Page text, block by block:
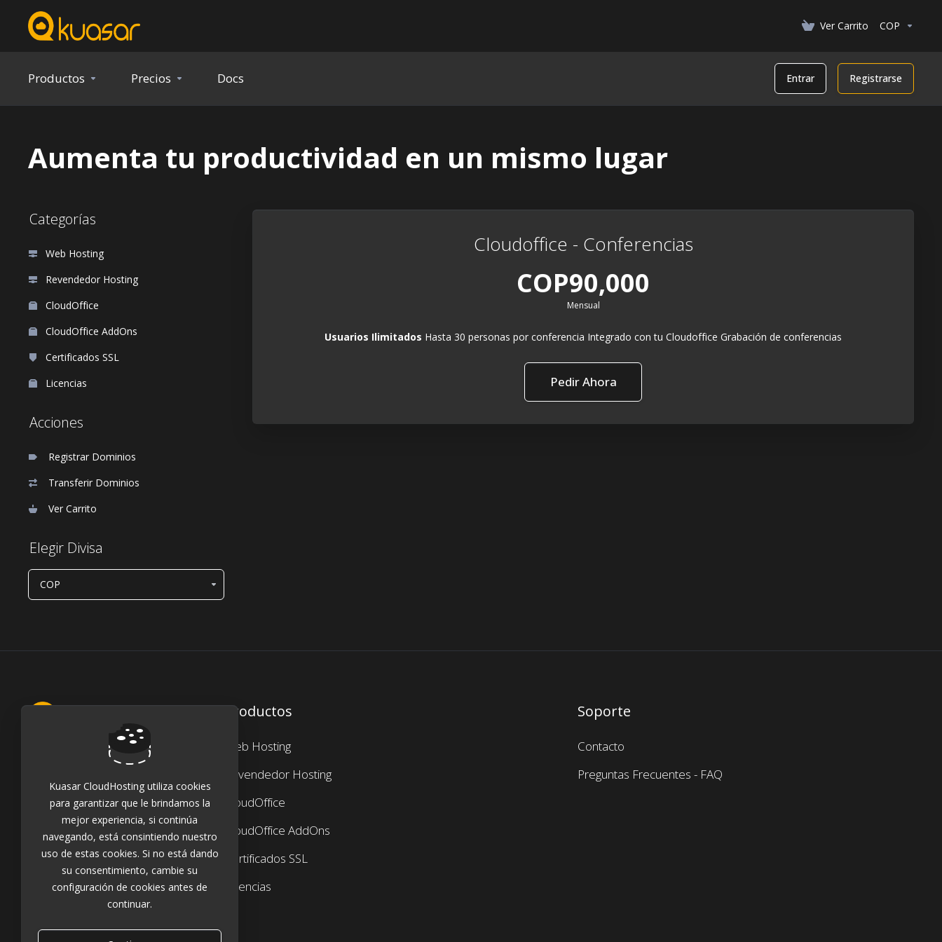
Ver Carrito COP
Productos Precios Docs Entrar Registrarse
Aumenta tu productividad en un mismo lugar
Categorías
Web Hosting
Revendedor Hosting
CloudOffice
CloudOffice AddOns
Certificados SSL
Licencias
Acciones
Registrar Dominios
Transferir Dominios
Ver Carrito
Elegir Divisa
Cloudoffice - Conferencias
COP90,000
Mensual
Usuarios Ilimitados Hasta 30 personas por conferencia Integrado con tu Cloudoffice Grabación de conferencias
Pedir Ahora
¡Ponte en contacto con nosotros!
Productos
Web Hosting
Revendedor Hosting
CloudOffice
CloudOffice AddOns
Certificados SSL
Licencias
Soporte
Contacto
Preguntas Frecuentes - FAQ
Kuasar CloudHosting utiliza cookies
para garantizar que le brindamos la
mejor experiencia, si continúa
navegando, está consintiendo nuestro
uso de estas cookies. Si no está dando
su consentimiento, cambie su
configuración de cookies antes de
continuar.